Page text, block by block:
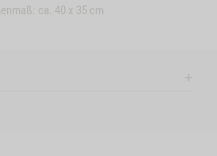
ca. 40 x 35 cm